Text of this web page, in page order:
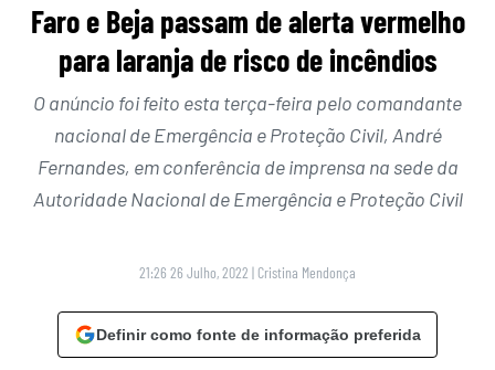
Faro e Beja passam de alerta vermelho
para laranja de risco de incêndios
O anúncio foi feito esta terça-feira pelo comandante
nacional de Emergência e Proteção Civil, André
Fernandes, em conferência de imprensa na sede da
Autoridade Nacional de Emergência e Proteção Civil
21:26 26 Julho, 2022 | Cristina Mendonça
Definir como fonte de informação preferida